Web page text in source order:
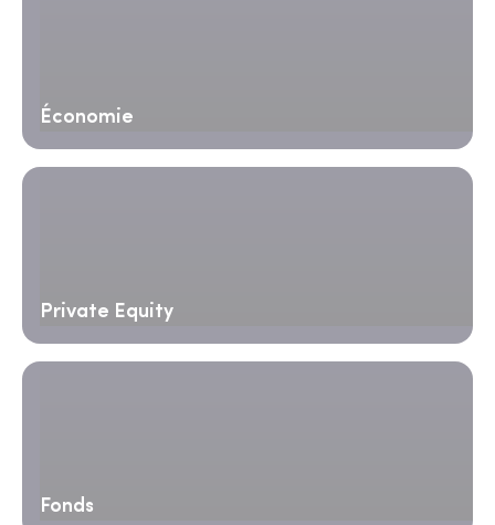
Économie
Private Equity
Fonds